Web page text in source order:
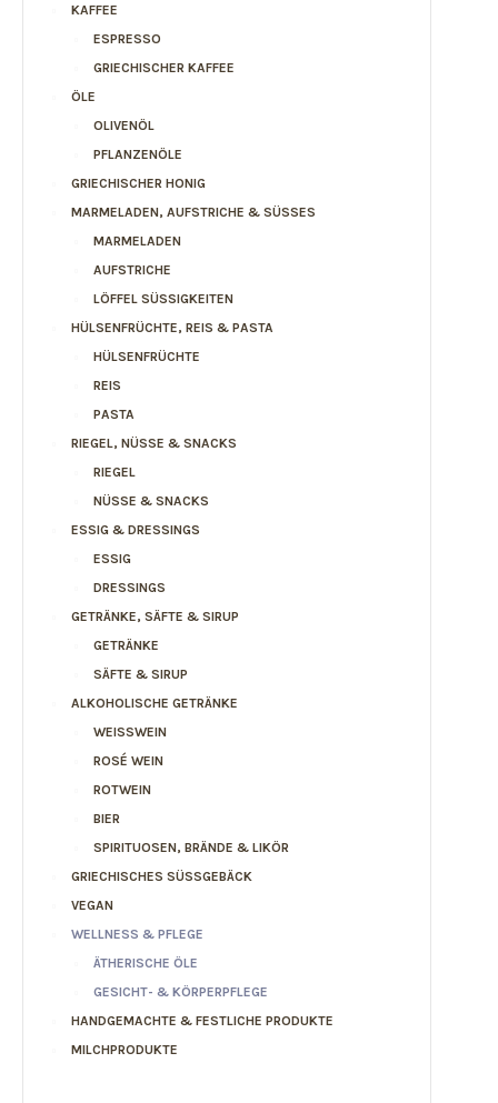
KAFFEE
ESPRESSO
GRIECHISCHER KAFFEE
ÖLE
OLIVENÖL
PFLANZENÖLE
GRIECHISCHER HONIG
MARMELADEN, AUFSTRICHE & SÜSSES
MARMELADEN
AUFSTRICHE
LÖFFEL SÜSSIGKEITEN
HÜLSENFRÜCHTE, REIS & PASTA
HÜLSENFRÜCHTE
REIS
PASTA
RIEGEL, NÜSSE & SNACKS
RIEGEL
NÜSSE & SNACKS
ESSIG & DRESSINGS
ESSIG
DRESSINGS
GETRÄNKE, SÄFTE & SIRUP
GETRÄNKE
SÄFTE & SIRUP
ALKOHOLISCHE GETRÄNKE
WEISSWEIN
ROSÉ WEIN
ROTWEIN
BIER
SPIRITUOSEN, BRÄNDE & LIKÖR
GRIECHISCHES SÜSSGEBÄCK
VEGAN
WELLNESS & PFLEGE
ÄTHERISCHE ÖLE
GESICHT- & KÖRPERPFLEGE
HANDGEMACHTE & FESTLICHE PRODUKTE
MILCHPRODUKTE